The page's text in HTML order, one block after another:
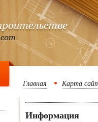
Главная Карта
Информация